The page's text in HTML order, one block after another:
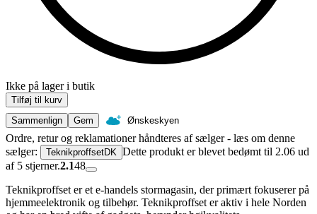
Ikke på lager i butik
Tilføj til kurv
Sammenlign
Gem Ønskeskyen
Ordre, retur og reklamationer håndteres af sælger - læs om denne
sælger:
TeknikproffsetDK Dette produkt er blevet bedømt til 2.06 ud
af 5 stjerner.2.148
Teknikproffset er et e-handels stormagasin, der primært fokuserer på
hjemmeelektronik og tilbehør. Teknikproffset er aktiv i hele Norden